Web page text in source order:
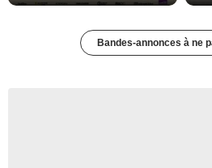
Bandes-annonces à ne